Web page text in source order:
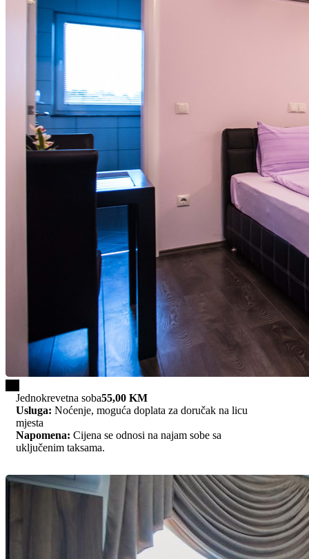
Jednokrevetna soba55,00 KM
Usluga: Noćenje, moguća doplata za doručak na licu
mjesta
Napomena: Cijena se odnosi na najam sobe sa
uključenim taksama.